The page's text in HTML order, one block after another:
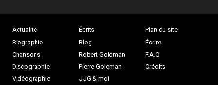
Actualité
Biographie
Chansons
Discographie
Vidéographie
Écrits
Blog
Robert Goldman
Pierre Goldman
JJG & moi
Plan du site
Écrire
F.A.Q
Crédits